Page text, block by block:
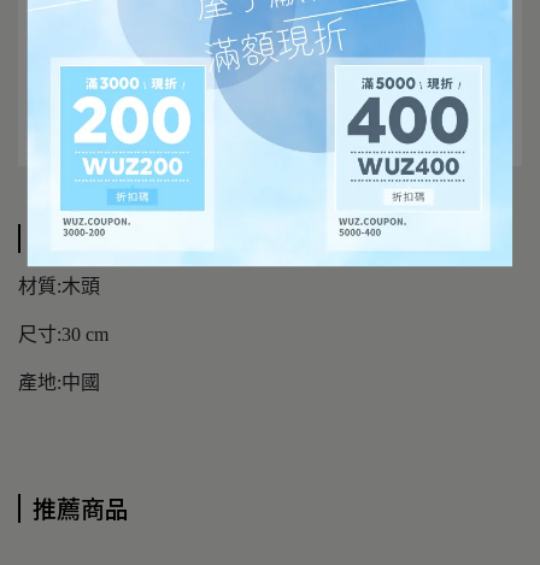
規格說明
材質:木頭
尺寸:30 cm
產地:中國
推薦商品